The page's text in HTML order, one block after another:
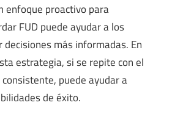
enfoque proactivo para
FUD puede ayudar a los
más informadas. En
estrategia, si se repite con el
puede ayudar a
de éxito.